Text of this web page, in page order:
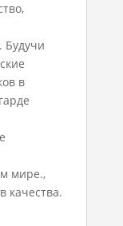
в
мире.,
качества.